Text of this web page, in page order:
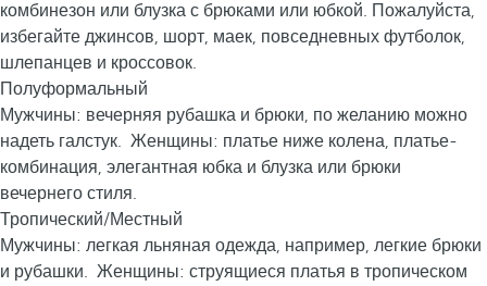
комбинезон или блузка с брюками или юбкой. Пожалуйста,
избегайте джинсов, шорт, маек, повседневных футболок,
шлепанцев и кроссовок.
Полуформальный
Мужчины: вечерняя рубашка и брюки, по желанию можно
надеть галстук. Женщины: платье ниже колена, платье-
комбинация, элегантная юбка и блузка или брюки
вечернего стиля.
Тропический/Местный
Мужчины: легкая льняная одежда, например, легкие брюки
и рубашки. Женщины: струящиеся платья в тропическом